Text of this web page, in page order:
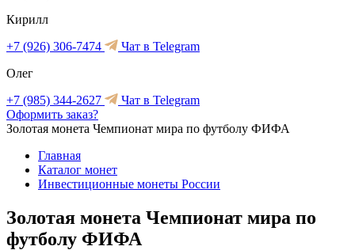
Кирилл
+7 (926) 306-7474
Чат в Telegram
Олег
+7 (985) 344-2627
Чат в Telegram
Оформить заказ?
Золотая монета Чемпионат мира по футболу ФИФА
Главная
Каталог монет
Инвестиционные монеты России
Золотая монета Чемпионат мира по
футболу ФИФА